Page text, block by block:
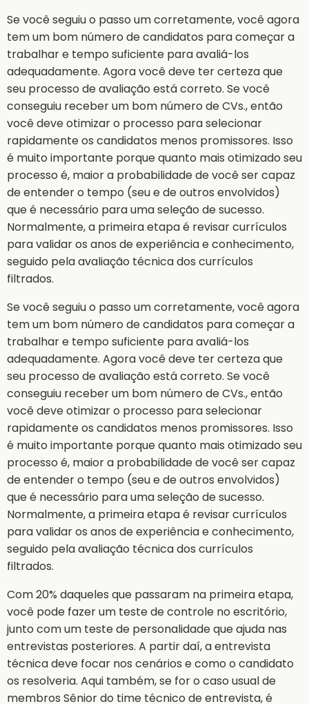
Se você seguiu o passo um corretamente, você agora
tem um bom número de candidatos para começar a
trabalhar e tempo suficiente para avaliá-los
adequadamente. Agora você deve ter certeza que
seu processo de avaliação está correto. Se você
conseguiu receber um bom número de CVs., então
você deve otimizar o processo para selecionar
rapidamente os candidatos menos promissores. Isso
é muito importante porque quanto mais otimizado seu
processo é, maior a probabilidade de você ser capaz
de entender o tempo (seu e de outros envolvidos)
que é necessário para uma seleção de sucesso.
Normalmente, a primeira etapa é revisar currículos
para validar os anos de experiência e conhecimento,
seguido pela avaliação técnica dos currículos
filtrados.
Se você seguiu o passo um corretamente, você agora
tem um bom número de candidatos para começar a
trabalhar e tempo suficiente para avaliá-los
adequadamente. Agora você deve ter certeza que
seu processo de avaliação está correto. Se você
conseguiu receber um bom número de CVs., então
você deve otimizar o processo para selecionar
rapidamente os candidatos menos promissores. Isso
é muito importante porque quanto mais otimizado seu
processo é, maior a probabilidade de você ser capaz
de entender o tempo (seu e de outros envolvidos)
que é necessário para uma seleção de sucesso.
Normalmente, a primeira etapa é revisar currículos
para validar os anos de experiência e conhecimento,
seguido pela avaliação técnica dos currículos
filtrados.
Com 20% daqueles que passaram na primeira etapa,
você pode fazer um teste de controle no escritório,
junto com um teste de personalidade que ajuda nas
entrevistas posteriores. A partir daí, a entrevista
técnica deve focar nos cenários e como o candidato
os resolveria. Aqui também, se for o caso usual de
membros Sênior do time técnico de entrevista, é